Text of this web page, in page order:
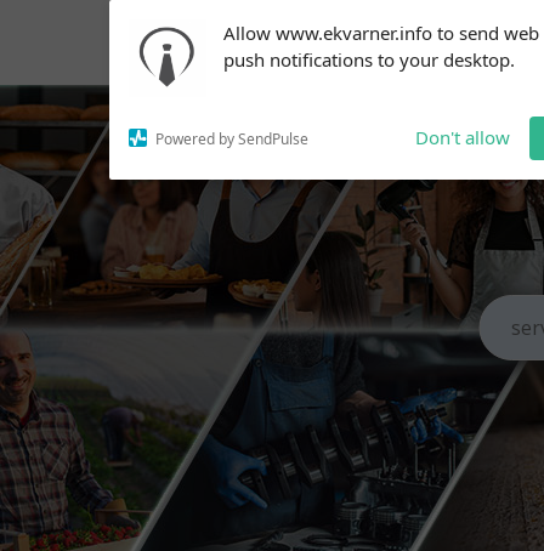
Allow www.ekvarner.info to send web
push notifications to your desktop.
Powered by SendPulse Don't allow
notifications!
To enable permission prompts, click
on the notification icon